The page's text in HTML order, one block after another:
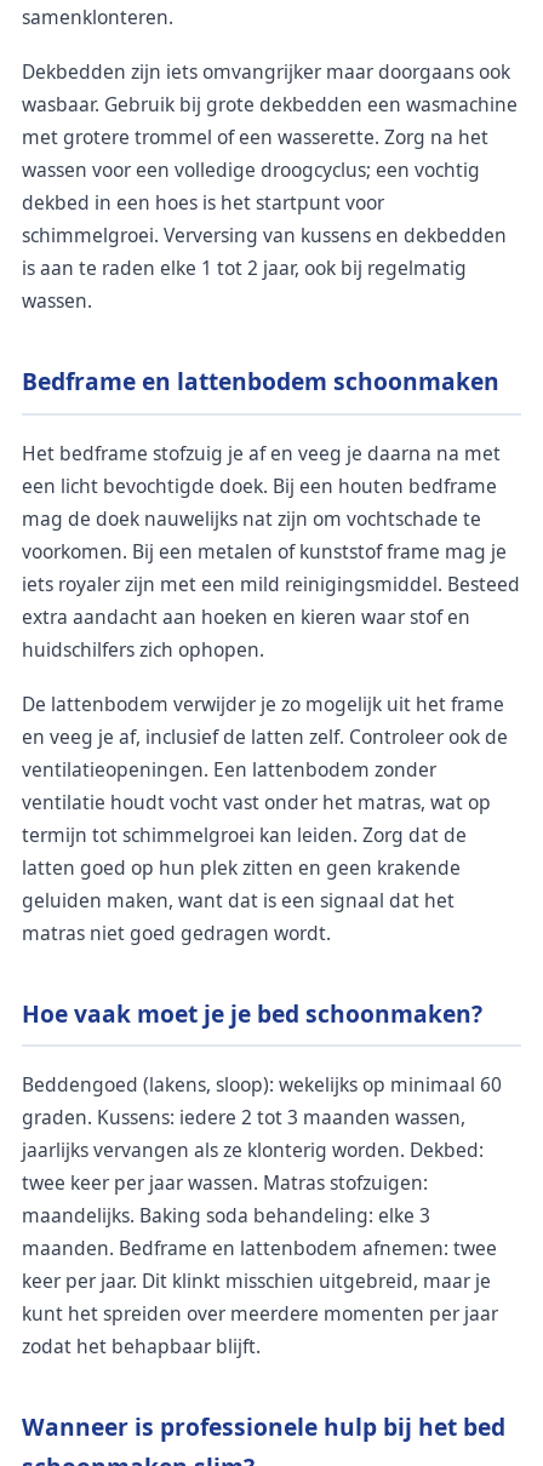
samenklonteren.
Dekbedden zijn iets omvangrijker maar doorgaans ook
wasbaar. Gebruik bij grote dekbedden een wasmachine
met grotere trommel of een wasserette. Zorg na het
wassen voor een volledige droogcyclus; een vochtig
dekbed in een hoes is het startpunt voor
schimmelgroei. Verversing van kussens en dekbedden
is aan te raden elke 1 tot 2 jaar, ook bij regelmatig
wassen.
Bedframe en lattenbodem schoonmaken
Het bedframe stofzuig je af en veeg je daarna na met
een licht bevochtigde doek. Bij een houten bedframe
mag de doek nauwelijks nat zijn om vochtschade te
voorkomen. Bij een metalen of kunststof frame mag je
iets royaler zijn met een mild reinigingsmiddel. Besteed
extra aandacht aan hoeken en kieren waar stof en
huidschilfers zich ophopen.
De lattenbodem verwijder je zo mogelijk uit het frame
en veeg je af, inclusief de latten zelf. Controleer ook de
ventilatieopeningen. Een lattenbodem zonder
ventilatie houdt vocht vast onder het matras, wat op
termijn tot schimmelgroei kan leiden. Zorg dat de
latten goed op hun plek zitten en geen krakende
geluiden maken, want dat is een signaal dat het
matras niet goed gedragen wordt.
Hoe vaak moet je je bed schoonmaken?
Beddengoed (lakens, sloop): wekelijks op minimaal 60
graden. Kussens: iedere 2 tot 3 maanden wassen,
jaarlijks vervangen als ze klonterig worden. Dekbed:
twee keer per jaar wassen. Matras stofzuigen:
maandelijks. Baking soda behandeling: elke 3
maanden. Bedframe en lattenbodem afnemen: twee
keer per jaar. Dit klinkt misschien uitgebreid, maar je
kunt het spreiden over meerdere momenten per jaar
zodat het behapbaar blijft.
Wanneer is professionele hulp bij het bed